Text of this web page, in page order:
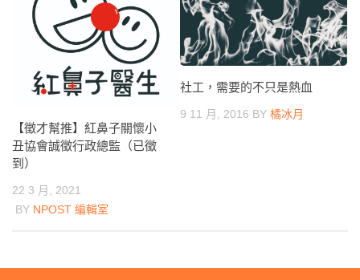
【徵才幫推】紅鼻子關懷小
丑協會誠徵行政總監（已徵
到）
22 3 月, 2021
BY NPOST 編輯室
社工，需要的不只是熱血
9 11 月, 2016 BY 橘冰月